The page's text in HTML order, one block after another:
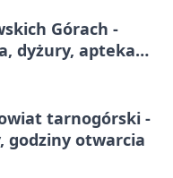
Górach -
dyżury, apteka
tarnogórski -
godziny otwarcia